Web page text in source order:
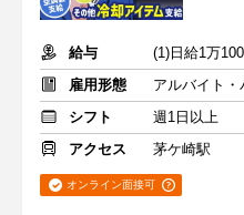
給与
雇用形態
アルバイト・
シフト
週1日以上
アクセス
茅ケ崎駅
オンライン面接可